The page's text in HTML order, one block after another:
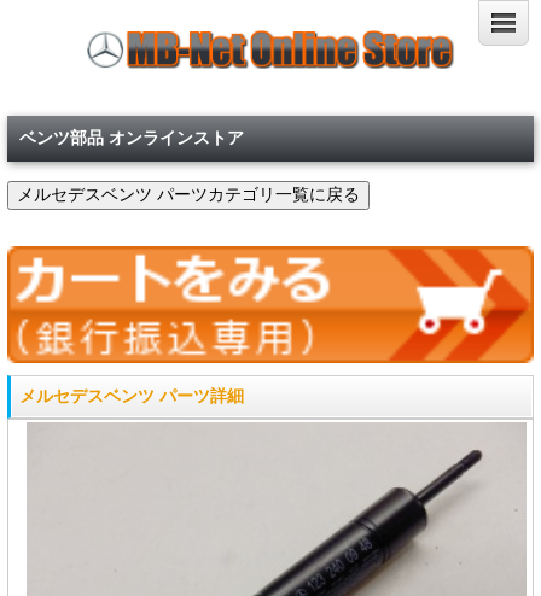
ベンツ部品 オンラインストア
メルセデスベンツ パーツ詳細